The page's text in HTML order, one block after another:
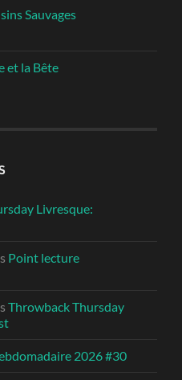
Sauvages
et la Bête
Livresque:
Point lecture
Throwback Thursday
2026 #30